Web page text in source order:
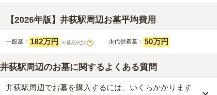
【2026年版】井荻駅周辺お墓平均費用
一般墓： 182万円 ※墓石代別 ? 永代供養墓： 50万円
井荻駅周辺のお墓に関するよくある質問
井荻駅周辺でお墓を購入するには、いくらかかります